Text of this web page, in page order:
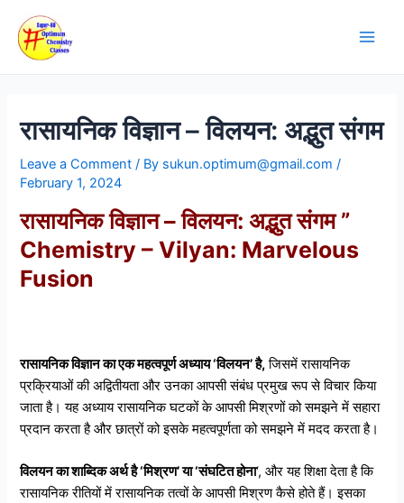
content
रासायनिक विज्ञान – विलयन: अद्भुत संगम
Leave a Comment / By sukun.optimum@gmail.com/
February 1, 2024
रासायनिक विज्ञान – विलयन: अद्भुत संगम ”
Chemistry – Vilyan: Marvelous
Fusion
रासायनिक विज्ञान का एक महत्वपूर्ण अध्याय ‘विलयन’ है,जिसमें रासायनिक
प्रक्रियाओं की अद्वितीयता और उनका आपसी संबंध प्रमुख रूप से विचार किया
जाता है। यह अध्याय रासायनिक घटकों के आपसी मिश्रणों को समझने में सहारा
प्रदान करता है और छात्रों को इसके महत्वपूर्णता को समझने में मदद करता है।
विलयन का शाब्दिक अर्थ है ‘मिश्रण’ या ‘संघटित होना‘, और यह शिक्षा देता है कि
रासायनिक रीतियों में रासायनिक तत्वों के आपसी मिश्रण कैसे होते हैं। इसका
navigation